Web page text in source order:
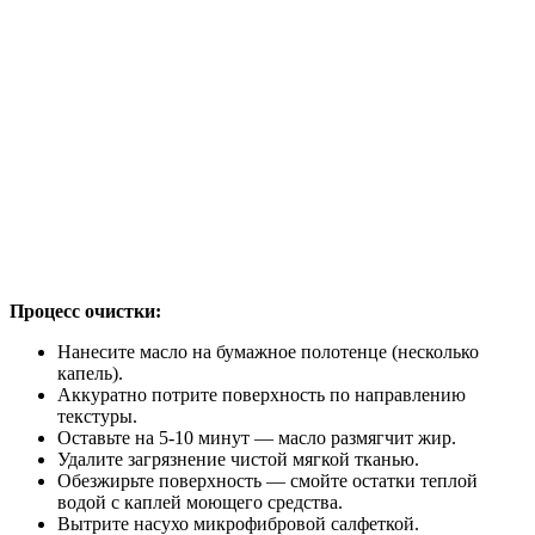
Процесс очистки:
Нанесите масло на бумажное полотенце (несколько
капель).
Аккуратно потрите поверхность по направлению
текстуры.
Оставьте на 5-10 минут — масло размягчит жир.
Удалите загрязнение чистой мягкой тканью.
Обезжирьте поверхность — смойте остатки теплой
водой с каплей моющего средства.
Вытрите насухо микрофибровой салфеткой.